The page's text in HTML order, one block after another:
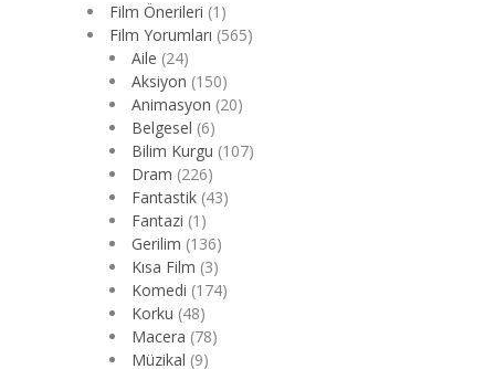
Film Önerileri (1)
Film Yorumları (565)
Aile (24)
Aksiyon (150)
Animasyon (20)
Belgesel (6)
Bilim Kurgu (107)
Dram (226)
Fantastik (43)
Fantazi (1)
Gerilim (136)
Kısa Film (3)
Komedi (174)
Korku (48)
Macera (78)
Müzikal (9)